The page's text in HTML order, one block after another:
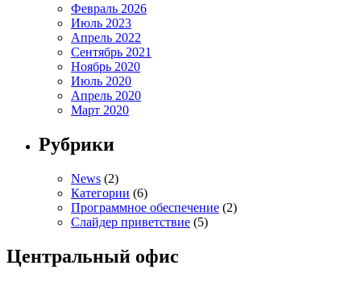
Февраль 2026
Июль 2023
Апрель 2022
Сентябрь 2021
Ноябрь 2020
Июль 2020
Апрель 2020
Март 2020
Рубрики
News (2)
Категории (6)
Программное обеспечение (2)
Слайдер приветствие (5)
Центральный офис